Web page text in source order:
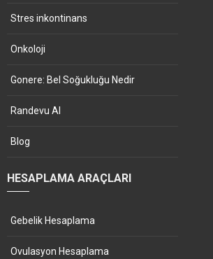
Stres inkontinans
Onkoloji
Gonere: Bel Soğukluğu Nedir
Randevu Al
Blog
HESAPLAMA ARAÇLARI
Gebelik Hesaplama
Ovulasyon Hesaplama